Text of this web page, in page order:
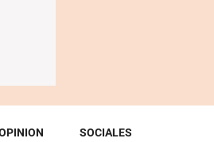
SOCIALES